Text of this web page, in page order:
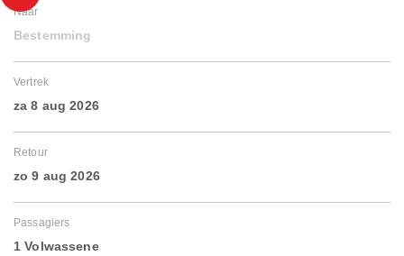
Naar
Bestemming
Vertrek
za 8 aug 2026
Retour
zo 9 aug 2026
Passagiers
1 Volwassene